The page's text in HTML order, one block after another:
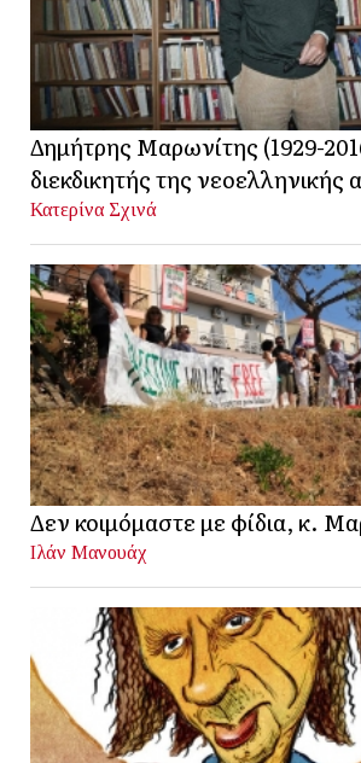
Δημήτρης Μαρωνίτης (1929-
διεκδικητής της
Κατερίνα Σχινά
Δεν κοιμόμαστε με φίδια, κ.
Ιλάν Μανουάχ